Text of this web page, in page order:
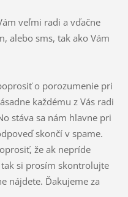
veľmi radi a vďačne
alebo sms, tak ako Vám
o porozumenie pri
každému z Vás radi
stáva sa nám hlavne pri
skončí v spame.
že ak nepríde
si prosím skontrolujte
nájdete. Ďakujeme za